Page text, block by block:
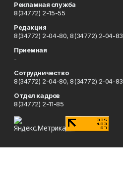
Рекламная служба
8(34772) 2-15-55
Редакция
8(34772) 2-04-80, 8(34772) 2-04-83
Приемная
-
Сотрудничество
8(34772) 2-04-80, 8(34772) 2-04-83
Отдел кадров
8(34772) 2-11-85